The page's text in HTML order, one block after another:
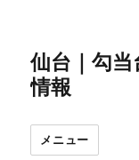
仙台｜勾
情報
メニュー